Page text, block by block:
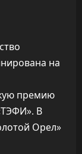
на
премию
В
Орел»